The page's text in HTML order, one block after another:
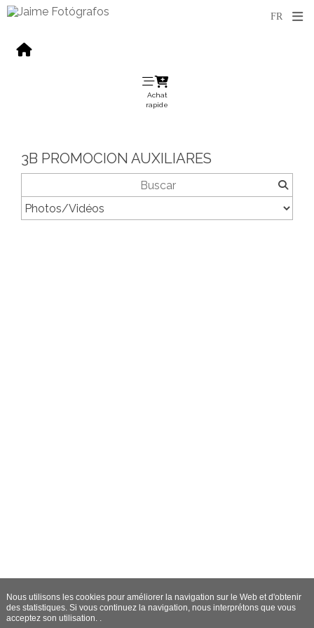
Achat
rapide
3B PROMOCION AUXILIARES
Nous utilisons les cookies pour améliorer la navigation sur le Web et d'obtenir
des statistiques. Si vous continuez la navigation, nous interprétons que vous
acceptez son utilisation. .